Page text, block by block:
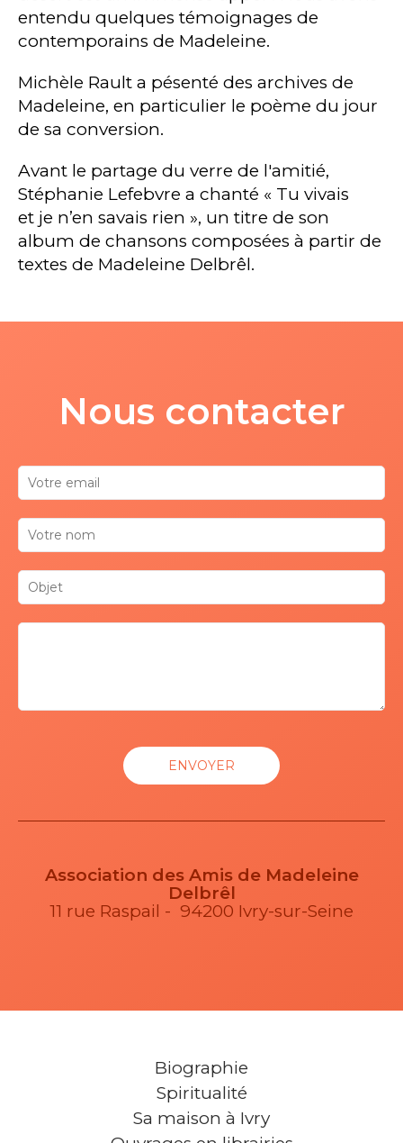
entendu quelques témoignages de
contemporains de Madeleine.
Michèle Rault a pésenté des archives de
Madeleine, en particulier le poème du jour
de sa conversion.
Avant le partage du verre de l'amitié,
Stéphanie Lefebvre a chanté « Tu vivais
et je n’en savais rien », un titre de son
album de chansons composées à partir de
textes de Madeleine Delbrêl.
Nous contacter
Association des Amis de Madeleine
Delbrêl
11 rue Raspail - 94200 Ivry-sur-Seine
Biographie
Spiritualité
Sa maison à Ivry